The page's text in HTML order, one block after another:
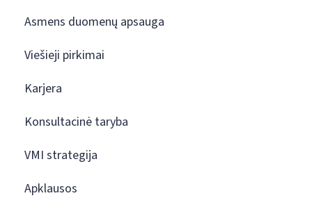
Asmens duomenų apsauga
Viešieji pirkimai
Karjera
Konsultacinė taryba
VMI strategija
Apklausos